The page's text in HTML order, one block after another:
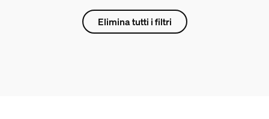
Elimina tutti i filtri